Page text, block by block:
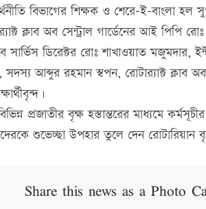
বিভাগের শিক্ষক ও শেরে-ই-বাংলা
ক্লাব অব সেন্ট্রাল গার্ডেনের আই পিপি
ডিরেক্টর রোঃ শাখাওয়াত মজুমদার,
আব্দুর রহমান স্বপন, রোটার‌্যাক্ট ক্লাব
প্রজাতীর বৃক্ষ হস্তান্তরের মাধ্যমে
শুভেচ্ছা উপহার তুলে দেন রোটারিয়ান
Share this news as a Photo